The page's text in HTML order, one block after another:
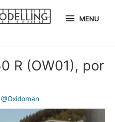
MENU
R (OW01), por
@Oxidoman